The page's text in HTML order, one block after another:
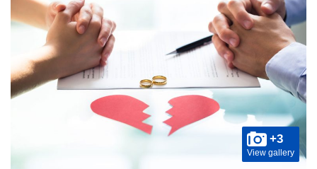
+3
View gallery